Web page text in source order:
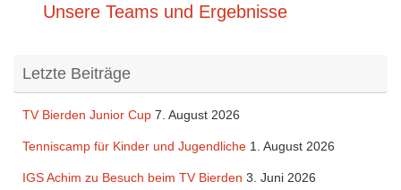
Unsere Teams und Ergebnisse
Letzte Beiträge
TV Bierden Junior Cup 7. August 2026
Tenniscamp für Kinder und Jugendliche 1. August 2026
IGS Achim zu Besuch beim TV Bierden 3. Juni 2026